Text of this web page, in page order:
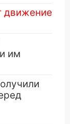
движение
им